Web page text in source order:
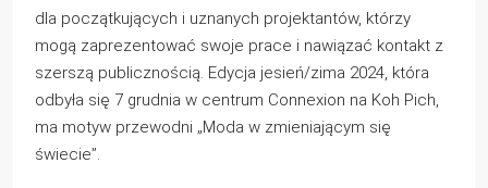
dla początkujących i uznanych projektantów, którzy
mogą zaprezentować swoje prace i nawiązać kontakt z
szerszą publicznością. Edycja jesień/zima 2024, która
odbyła się 7 grudnia w centrum Connexion na Koh Pich,
ma motyw przewodni „Moda w zmieniającym się
świecie”.